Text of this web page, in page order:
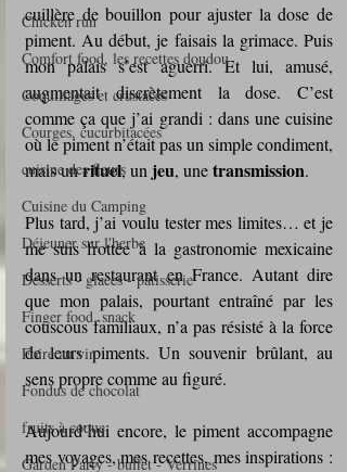
Chicken run
Comfort food, les recettes doudou
Coquillages et crustacés
Courges, cucurbitacées
cuisine des fleurs
Cuisine du Camping
Déjeuner sur l'herbe
Desserts - glaces - pâtisserie
Finger food, snack
Foire au vin
Fondus de chocolat
fruits à coque
Garden Party - buffet - Verrines
cuillère de bouillon pour ajuster la dose de
piment. Au début, je faisais la grimace. Puis
mon palais s’est aguerri. Et lui, amusé,
augmentait discrètement la dose. C’est
comme ça que j’ai grandi : dans une cuisine
où le piment n’était pas un simple condiment,
mais un rituel, un jeu, une transmission.
Plus tard, j’ai voulu tester mes limites… et je
me suis frottée à la gastronomie mexicaine
dans un restaurant en France. Autant dire
que mon palais, pourtant entraîné par les
couscous familiaux, n’a pas résisté à la force
de leurs piments. Un souvenir brûlant, au
sens propre comme au figuré.
Aujourd’hui encore, le piment accompagne
mes voyages, mes recettes, mes inspirations :